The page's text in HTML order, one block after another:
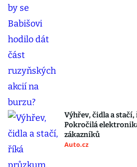
Výhřev, čidla a
Pokročilá
zákazníků
Auto.cz